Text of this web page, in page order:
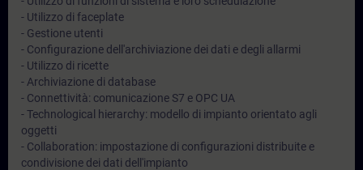
- Utilizzo di faceplate
- Gestione utenti
- Configurazione dell'archiviazione dei dati e degli allarmi
- Utilizzo di ricette
- Archiviazione di database
- Connettività: comunicazione S7 e OPC UA
- Technological hierarchy: modello di impianto orientato agli
oggetti
- Collaboration: impostazione di configurazioni distribuite e
condivisione dei dati dell'impianto